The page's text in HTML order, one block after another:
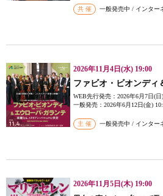
共 催 一般発売中 / インター
2026年11月4日(水) 19:00
ファビオ・ビオンディ
WEB先行発売：2026年6月7日(日
一般発売：2026年6月12日(金)
主 催 一般発売中 / インター
2026年11月5日(木) 19:00